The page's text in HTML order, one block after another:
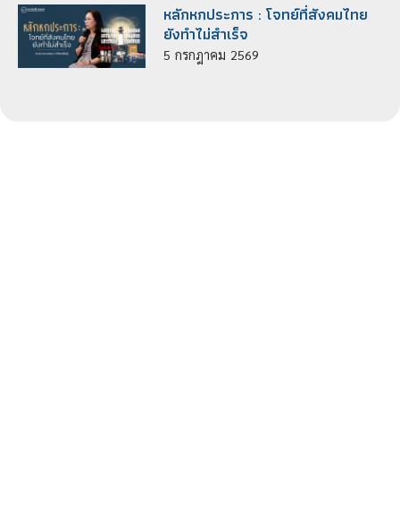
หลักหกประการ : โจทย์ที่สังคมไทย
ยังทำไม่สำเร็จ
5 กรกฎาคม 2569